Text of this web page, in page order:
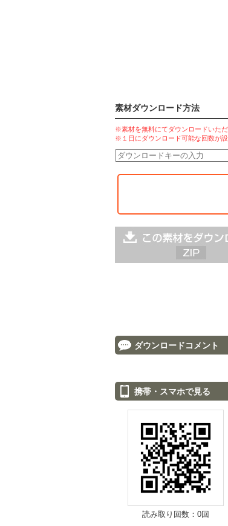
素材ダウンロード方法
※素材を無料にてダウンロードいた
※１日にダウンロード可能な回数が設
ダウンロードコメント
携帯・スマホで見る
読み取り回数：0回